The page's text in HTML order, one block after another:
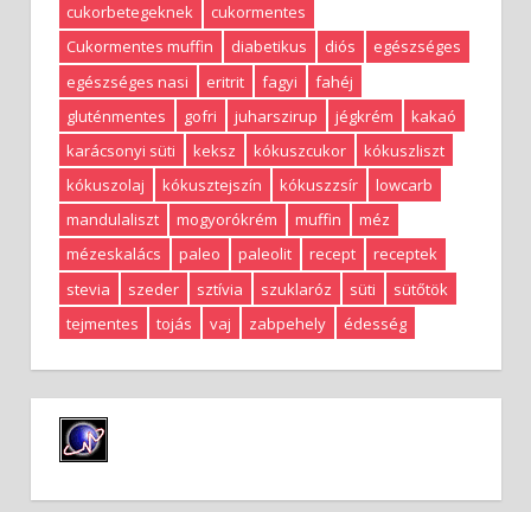
cukorbetegeknek
cukormentes
Cukormentes muffin
diabetikus diós
egészséges
egészséges nasi
eritrit fagyi
fahéj
gluténmentes
gofri juharszirup jégkrém
kakaó
karácsonyi süti
keksz kókuszcukor
kókuszliszt
kókuszolaj
kókusztejszín kókuszzsír
lowcarb
mandulaliszt
mogyorókrém muffin
méz
mézeskalács
paleo paleolit recept
receptek
stevia
szeder sztívia szuklaróz süti
sütőtök
tejmentes
tojás vaj zabpehely édesség